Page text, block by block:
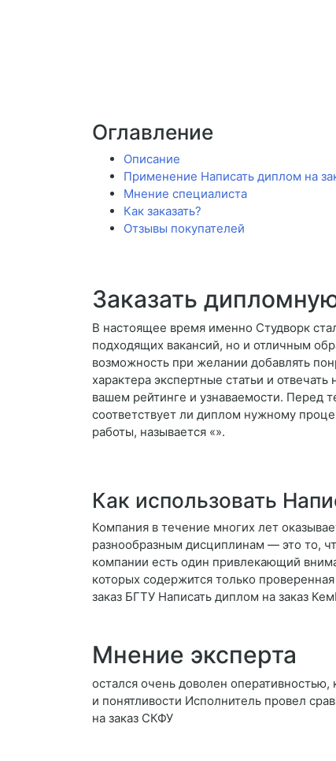
Оглавление
Описание
Применение Написать диплом на
Мнение специалиста
Как заказать?
Отзывы покупателей
Заказать
В настоящее время именно Студворк
подходящих вакансий, но и отличным
возможность при желании добавлять
характера экспертные статьи и
вашем рейтинге и узнаваемости. Перед
соответствует ли диплом нужному
работы, называется «».
Как использовать
Компания в течение многих лет
разнообразным дисциплинам — это то,
компании есть один привлекающий
которых содержится только
заказ БГТУ Написать диплом на заказ
Мнение эксперта
остался очень доволен
и понятливости Исполнитель провел
на заказ СКФУ